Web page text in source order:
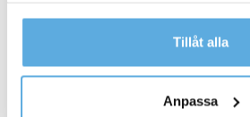
Läs mer i vår integritetspolicy om
kontaktar oss och på vilket sätt vi
Tillåt alla
Anpassa
Lamineringsficka AO Matt